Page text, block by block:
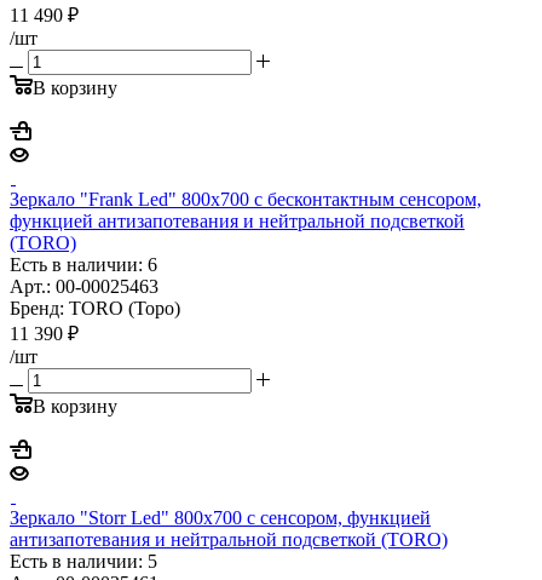
11 490 ₽
/шт
В корзину
Зеркало "Frank Led" 800х700 с бесконтактным сенсором,
функцией антизапотевания и нейтральной подсветкой
(TORO)
Есть в наличии: 6
Арт.: 00-00025463
Бренд: TORO (Торо)
11 390 ₽
/шт
В корзину
Зеркало "Storr Led" 800х700 с сенсором, функцией
антизапотевания и нейтральной подсветкой (TORO)
Есть в наличии: 5